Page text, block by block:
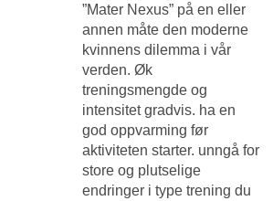
”Mater Nexus” på en eller
annen måte den moderne
kvinnens dilemma i vår
verden. Øk
treningsmengde og
intensitet gradvis. ha en
god oppvarming før
aktiviteten starter. unngå for
store og plutselige
endringer i type trening du